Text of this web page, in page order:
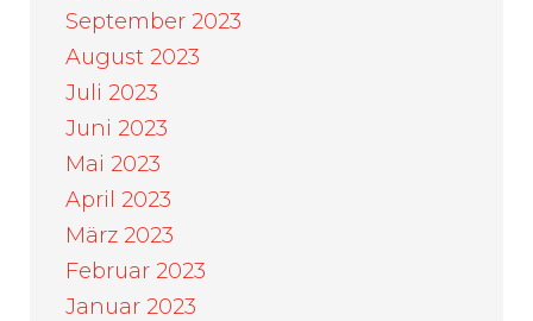
September 2023
August 2023
Juli 2023
Juni 2023
Mai 2023
April 2023
März 2023
Februar 2023
Januar 2023